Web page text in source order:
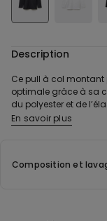
Description
Ce pull à col montant
optimale grâce à sa
du polyester et de
chaleur agréable,
polyester améliore la
être trop serrée ni
En savoir plus
Composition et